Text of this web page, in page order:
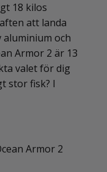
18 kilos
att landa
aluminium och
Armor 2 är 13
valet för dig
stor fisk? I
Armor 2